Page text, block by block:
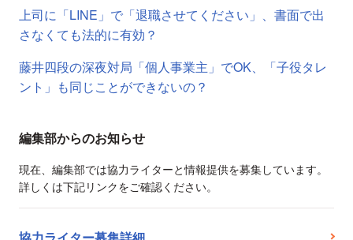
上司に「LINE」で「退職させてください」、書面で出
さなくても法的に有効？
藤井四段の深夜対局「個人事業主」でOK、「子役タレ
ント」も同じことができないの？
編集部からのお知らせ
現在、編集部では協力ライターと情報提供を募集しています。
詳しくは下記リンクをご確認ください。